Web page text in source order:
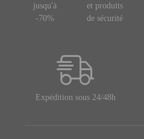
jusqu'à
-70%
et produits
de sécurité
Expédition sous 24/48h